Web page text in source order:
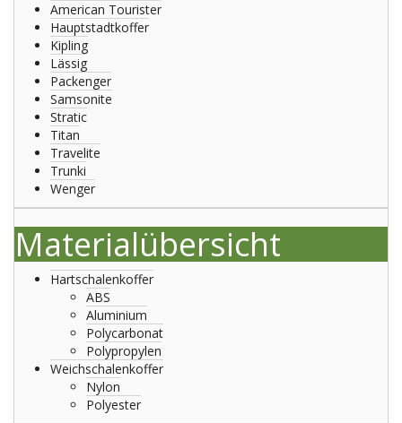
American Tourister
Hauptstadtkoffer
Kipling
Lässig
Packenger
Samsonite
Stratic
Titan
Travelite
Trunki
Wenger
Materialübersicht
Hartschalenkoffer
ABS
Aluminium
Polycarbonat
Polypropylen
Weichschalenkoffer
Nylon
Polyester